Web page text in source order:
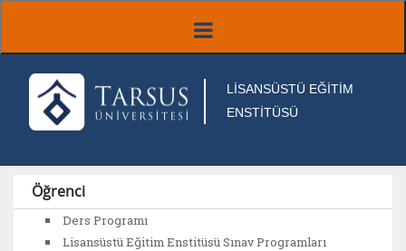
LİSANSÜSTÜ EĞİTİM
ENSTİTÜSÜ
Öğrenci
Ders Programı
Lisansüstü Eğitim Enstitüsü Sınav Programları